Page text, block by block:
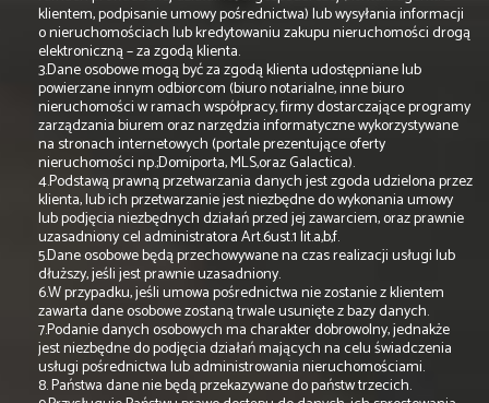
klientem, podpisanie umowy pośrednictwa) lub wysyłania informacji
o nieruchomościach lub kredytowaniu zakupu nieruchomości drogą
elektroniczną – za zgodą klienta.
3.Dane osobowe mogą być za zgodą klienta udostępniane lub
powierzane innym odbiorcom (biuro notarialne, inne biuro
nieruchomości w ramach współpracy, firmy dostarczające programy
zarządzania biurem oraz narzędzia informatyczne wykorzystywane
na stronach internetowych (portale prezentujące oferty
nieruchomości np.;Domiporta, MLS,oraz Galactica).
4.Podstawą prawną przetwarzania danych jest zgoda udzielona przez
klienta, lub ich przetwarzanie jest niezbędne do wykonania umowy
lub podjęcia niezbędnych działań przed jej zawarciem, oraz prawnie
uzasadniony cel administratora Art.6ust.1 lit.a,b,f.
5.Dane osobowe będą przechowywane na czas realizacji usługi lub
dłuższy, jeśli jest prawnie uzasadniony.
6.W przypadku, jeśli umowa pośrednictwa nie zostanie z klientem
zawarta dane osobowe zostaną trwale usunięte z bazy danych.
7.Podanie danych osobowych ma charakter dobrowolny, jednakże
jest niezbędne do podjęcia działań mających na celu świadczenia
usługi pośrednictwa lub administrowania nieruchomościami.
8. Państwa dane nie będą przekazywane do państw trzecich.